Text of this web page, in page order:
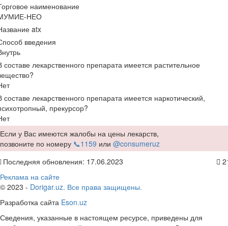
наименование
НЕО
atx
введения
составе лекарственного препарата имеется растительное
составе лекарственного препарата имеется наркотический,
прекурсор?
Если у Вас имеются жалобы на цены лекарств,
позвоните по номеру 📞1159 или @consumeruz
Последняя обновления: 17.06.2023
Реклама на сайте
© 2023 - Dorigar.uz. Все права защищены.
Разработка сайта Eson.uz
Сведения, указанные в настоящем ресурсе, приведены для